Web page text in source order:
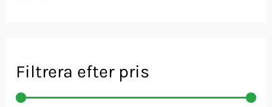
Filtrera efter pris